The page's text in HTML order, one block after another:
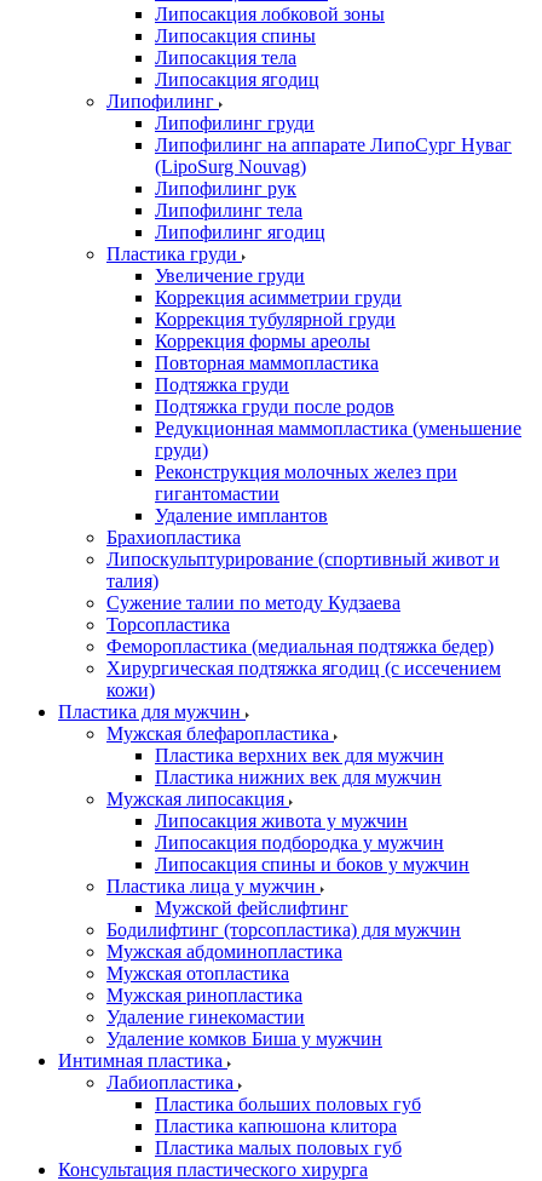
Липосакция лобковой зоны
Липосакция спины
Липосакция тела
Липосакция ягодиц
Липофилинг
Липофилинг груди
Липофилинг на аппарате ЛипоСург Нуваг
(LipoSurg Nouvag)
Липофилинг рук
Липофилинг тела
Липофилинг ягодиц
Пластика груди
Увеличение груди
Коррекция асимметрии груди
Коррекция тубулярной груди
Коррекция формы ареолы
Повторная маммопластика
Подтяжка груди
Подтяжка груди после родов
Редукционная маммопластика (уменьшение
груди)
Реконструкция молочных желез при
гигантомастии
Удаление имплантов
Брахиопластика
Липоскульптурирование (спортивный живот и
талия)
Сужение талии по методу Кудзаева
Торсопластика
Феморопластика (медиальная подтяжка бедер)
Хирургическая подтяжка ягодиц (с иссечением
кожи)
Пластика для мужчин
Мужская блефаропластика
Пластика верхних век для мужчин
Пластика нижних век для мужчин
Мужская липосакция
Липосакция живота у мужчин
Липосакция подбородка у мужчин
Липосакция спины и боков у мужчин
Пластика лица у мужчин
Мужской фейслифтинг
Бодилифтинг (торсопластика) для мужчин
Мужская абдоминопластика
Мужская отопластика
Мужская ринопластика
Удаление гинекомастии
Удаление комков Биша у мужчин
Интимная пластика
Лабиопластика
Пластика больших половых губ
Пластика капюшона клитора
Пластика малых половых губ
Консультация пластического хирурга